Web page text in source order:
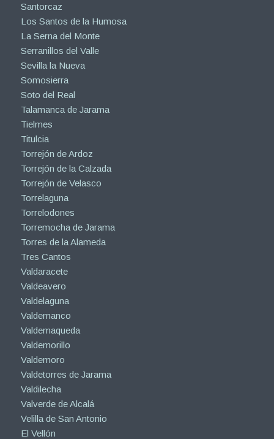
Santorcaz
Los Santos de la Humosa
La Serna del Monte
Serranillos del Valle
Sevilla la Nueva
Somosierra
Soto del Real
Talamanca de Jarama
Tielmes
Titulcia
Torrejón de Ardoz
Torrejón de la Calzada
Torrejón de Velasco
Torrelaguna
Torrelodones
Torremocha de Jarama
Torres de la Alameda
Tres Cantos
Valdaracete
Valdeavero
Valdelaguna
Valdemanco
Valdemaqueda
Valdemorillo
Valdemoro
Valdetorres de Jarama
Valdilecha
Valverde de Alcalá
Velilla de San Antonio
El Vellón